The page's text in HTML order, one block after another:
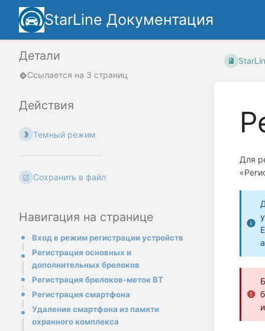
StarLine Документация
Детали
Ссылается на 3 страниц
Действия
Темный режим
Сохранить в файл
Навигация на странице
Вход в режим регистрации устройств
Регистрация основных и
дополнительных брелоков
Регистрация брелоков-меток BT
Регистрация смартфона
Удаление смартфона из памяти
охранного комплекса
Для